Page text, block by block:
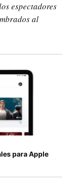
espectadores
al
para Apple